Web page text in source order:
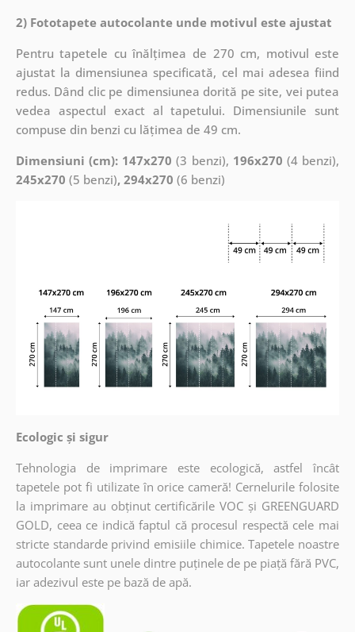
2) Fototapete autocolante unde motivul este ajustat
Pentru tapetele cu înălțimea de 270 cm, motivul este
ajustat la dimensiunea specificată, cel mai adesea fiind
redus. Dând clic pe dimensiunea dorită pe site, vei putea
vedea aspectul exact al tapetului. Dimensiunile sunt
compuse din benzi cu lățimea de 49 cm.
Dimensiuni (cm): 147x270 (3 benzi), 196x270 (4 benzi),
245x270 (5 benzi), 294x270 (6 benzi)
Ecologic și sigur
Tehnologia de imprimare este ecologică, astfel încât
tapetele pot fi utilizate în orice cameră! Cernelurile folosite
la imprimare au obținut certificările VOC și GREENGUARD
GOLD, ceea ce indică faptul că procesul respectă cele mai
stricte standarde privind emisiile chimice. Tapetele noastre
autocolante sunt unele dintre puținele de pe piață fără PVC,
iar adezivul este pe bază de apă.